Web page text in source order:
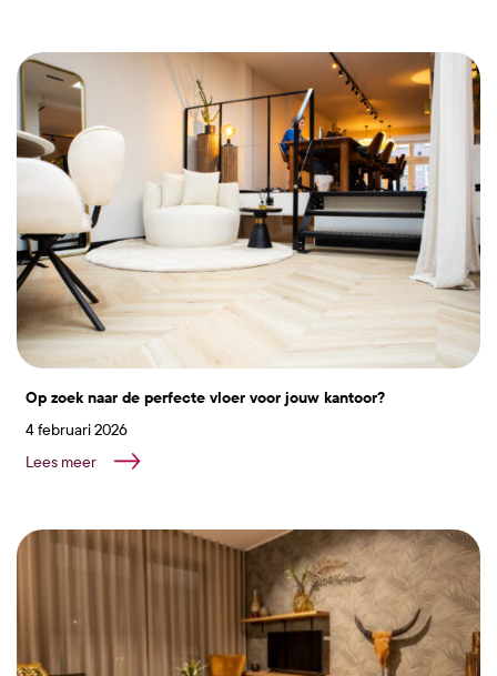
Op zoek naar de perfecte vloer voor jouw kantoor?
4 februari 2026
Lees meer